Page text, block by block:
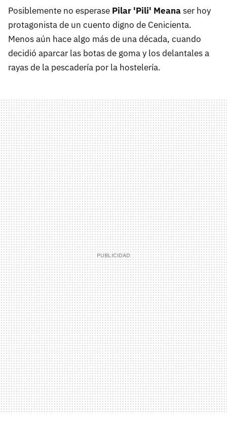
Posiblemente no esperase Pilar 'Pili' Meanaser hoy
protagonista de un cuento digno de Cenicienta.
Menos aún hace algo más de una década, cuando
decidió aparcar las botas de goma y los delantales a
rayas de la pescadería por la hostelería.